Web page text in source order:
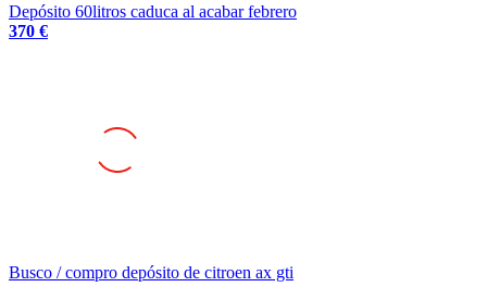
Depósito 60litros caduca al acabar febrero
370 €
Busco / compro depósito de citroen ax gti